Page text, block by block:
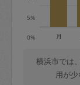
＋交
依頼
金額
0%
5%
月
横浜市では
用が